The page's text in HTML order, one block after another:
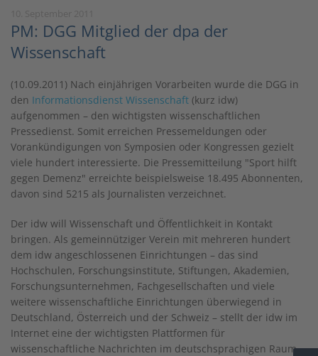
PM: DGG Mitglied der dpa der
Wissenschaft
(10.09.2011) Nach einjährigen Vorarbeiten wurde die DGG in
den Informationsdienst Wissenschaft (kurz idw)
aufgenommen – den wichtigsten wissenschaftlichen
Pressedienst. Somit erreichen Pressemeldungen oder
Vorankündigungen von Symposien oder Kongressen gezielt
viele hundert interessierte. Die Pressemitteilung "Sport hilft
gegen Demenz" erreichte beispielsweise 18.495 Abonnenten,
davon sind 5215 als Journalisten verzeichnet.
Der idw will Wissenschaft und Öffentlichkeit in Kontakt
bringen. Als gemeinnütziger Verein mit mehreren hundert
dem idw angeschlossenen Einrichtungen – das sind
Hochschulen, Forschungsinstitute, Stiftungen, Akademien,
Forschungsunternehmen, Fachgesellschaften und viele
weitere wissenschaftliche Einrichtungen überwiegend in
Deutschland, Österreich und der Schweiz – stellt der idw im
Internet eine der wichtigsten Plattformen für
wissenschaftliche Nachrichten im deutschsprachigen Raum